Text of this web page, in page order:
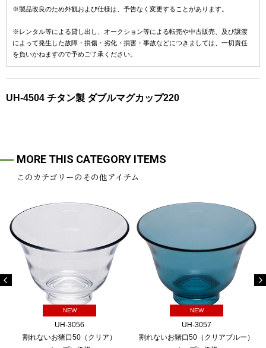
※製品改良のため外観および仕様は、予告なく変更することがあります。
※レンタル等による貸し出し、オークション等による転売や中古販売、及び譲渡
によって発生した故障・損傷・劣化・損害・事故などにつきましては、一切責任
を負いかねますので予めご了承ください。
UH-4504 チタン製 ダブルマグカップ220
MORE THIS CATEGORY ITEMS
このカテゴリーのその他アイテム
NEW
UH-3056
割れないお猪口50（クリア）
NEW
UH-3057
割れないお猪口50（クリアブルー）